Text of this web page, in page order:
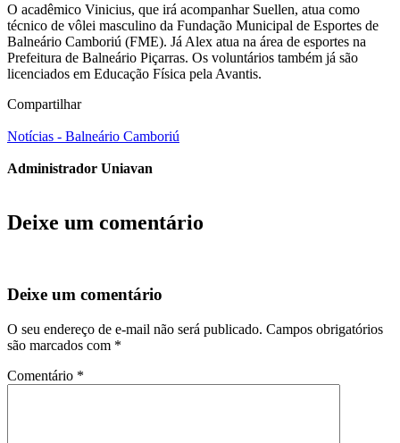
O acadêmico Vinicius, que irá acompanhar Suellen, atua como
técnico de vôlei masculino da Fundação Municipal de Esportes de
Balneário Camboriú (FME). Já Alex atua na área de esportes na
Prefeitura de Balneário Piçarras. Os voluntários também já são
licenciados em Educação Física pela Avantis.
Compartilhar
Notícias - Balneário Camboriú
Administrador Uniavan
Deixe um comentário
Deixe um comentário
O seu endereço de e-mail não será publicado. Campos obrigatórios
são marcados com *
Comentário *